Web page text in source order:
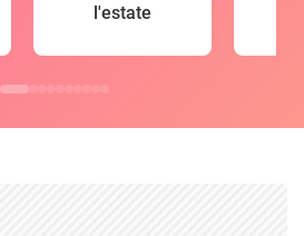
l'estate